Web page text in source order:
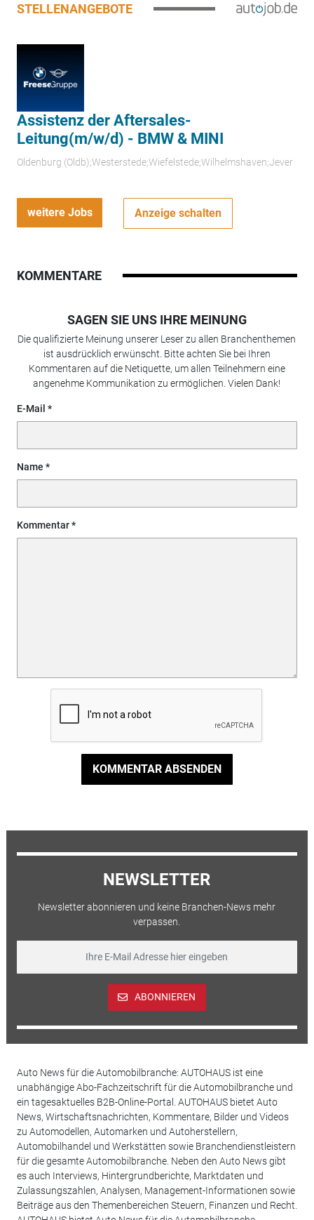
STELLENANGEBOTE
Assistenz der Aftersales-
Leitung(m/w/d) - BMW & MINI
Oldenburg (Oldb);Westerstede;Wiefelstede;Wilhelmshaven;Jever
weitere Jobs Anzeige schalten
KOMMENTARE
SAGEN SIE UNS IHRE MEINUNG
Die qualifizierte Meinung unserer Leser zu allen Branchenthemen
ist ausdrücklich erwünscht. Bitte achten Sie bei Ihren
Kommentaren auf die Netiquette, um allen Teilnehmern eine
angenehme Kommunikation zu ermöglichen. Vielen Dank!
E-Mail
Name
Kommentar
KOMMENTAR ABSENDEN
NEWSLETTER
Newsletter abonnieren und keine Branchen-News mehr
verpassen.
ABONNIEREN
Auto News für die Automobilbranche: AUTOHAUS ist eine
unabhängige Abo-Fachzeitschrift für die Automobilbranche und
ein tagesaktuelles B2B-Online-Portal. AUTOHAUS bietet Auto
News, Wirtschaftsnachrichten, Kommentare, Bilder und Videos
zu Automodellen, Automarken und Autoherstellern,
Automobilhandel und Werkstätten sowie Branchendienstleistern
für die gesamte Automobilbranche. Neben den Auto News gibt
es auch Interviews, Hintergrundberichte, Marktdaten und
Zulassungszahlen, Analysen, Management-Informationen sowie
Beiträge aus den Themenbereichen Steuern, Finanzen und Recht.